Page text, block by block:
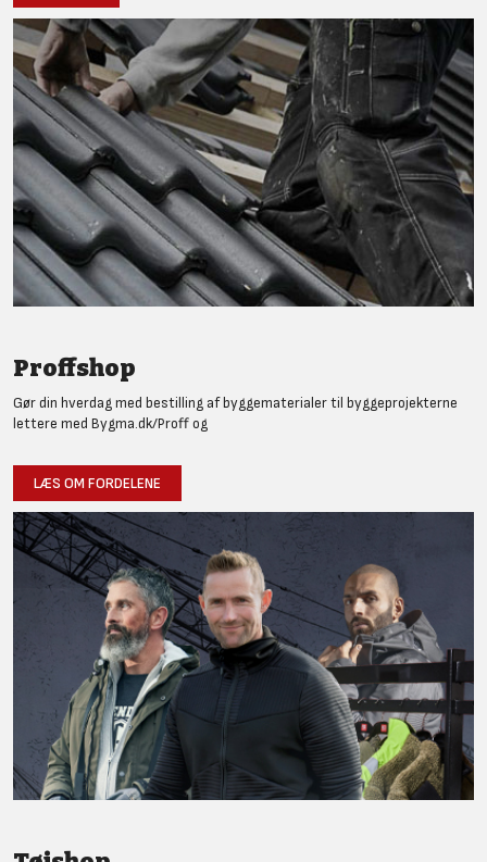
Proffshop
Gør din hverdag med bestilling af byggematerialer til byggeprojekterne
lettere med Bygma.dk/Proff og
LÆS OM FORDELENE